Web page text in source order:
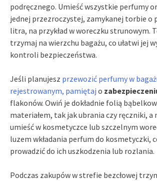
podręcznego. Umieść wszystkie perfumy
jednej przezroczystej, zamykanej torbie o
litra, na przykład w woreczku strunowym.
trzymaj na wierzchu bagażu, co ułatwi jej
kontroli bezpieczeństwa.
Jeśli planujesz przewozić perfumy w
rejestrowanym, pamiętaj o
flakonów. Owiń je dokładnie folią
materiałem, tak jak ubrania czy ręczniki, a
umieść w kosmetyczce lub szczelnym
luzem wkładania perfum do kosmetyczki,
prowadzić do ich uszkodzenia lub rozlania.
Podczas zakupów w strefie bezcłowej